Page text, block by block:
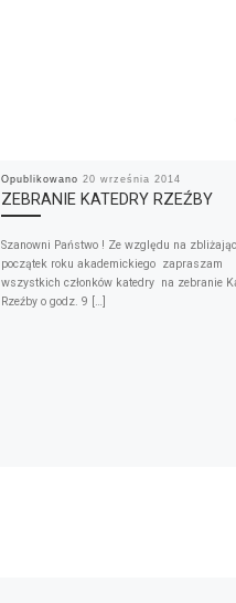
Opublikowano 20 września 2014
ZEBRANIE KATEDRY RZEŹBY
Szanowni Państwo ! Ze względu na
początek roku akademickiego zapraszam
wszystkich członków katedry na zebranie
Rzeźby o godz. 9 […]